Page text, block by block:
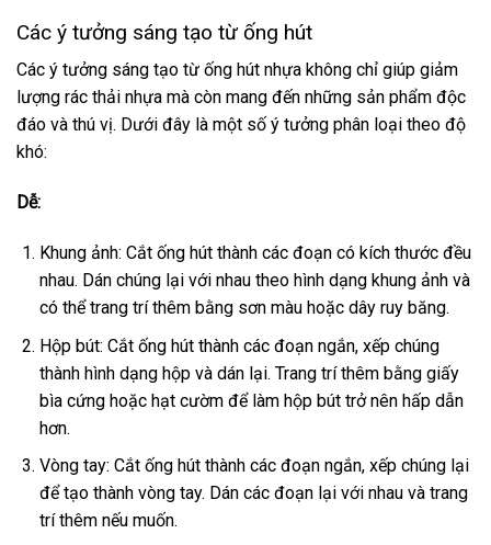
Các ý tưởng sáng tạo từ ống hút
Các ý tưởng sáng tạo từ ống hút nhựa không chỉ giúp giảm
lượng rác thải nhựa mà còn mang đến những sản phẩm độc
đáo và thú vị. Dưới đây là một số ý tưởng phân loại theo độ
khó:
Dễ:
Khung ảnh: Cắt ống hút thành các đoạn có kích thước đều
nhau. Dán chúng lại với nhau theo hình dạng khung ảnh và
có thể trang trí thêm bằng sơn màu hoặc dây ruy băng.
Hộp bút: Cắt ống hút thành các đoạn ngắn, xếp chúng
thành hình dạng hộp và dán lại. Trang trí thêm bằng giấy
bìa cứng hoặc hạt cườm để làm hộp bút trở nên hấp dẫn
hơn.
Vòng tay: Cắt ống hút thành các đoạn ngắn, xếp chúng lại
để tạo thành vòng tay. Dán các đoạn lại với nhau và trang
trí thêm nếu muốn.